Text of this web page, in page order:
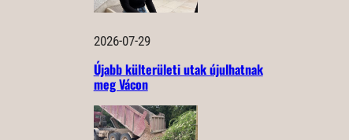
2026-07-29
Újabb külterületi utak újulhatnak
meg Vácon